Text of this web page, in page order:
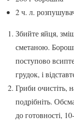
2 ч. л.
Збийте яйця,
сметаною.
поступово
грудок, і
Гриби очистіть,
подрібніть.
до готовності,